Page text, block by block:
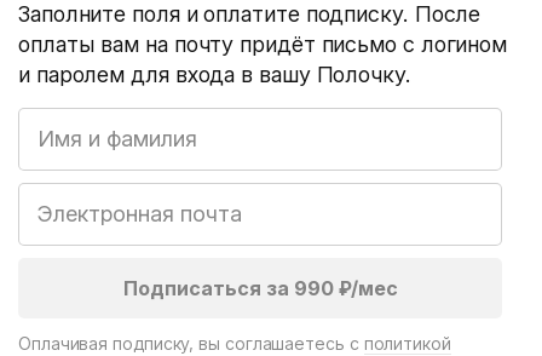
Заполните поля и оплатите подписку. После
оплаты вам на почту придёт письмо с логином
и паролем для входа в вашу Полочку.
Оплачивая подписку, вы соглашаетесь с политикой